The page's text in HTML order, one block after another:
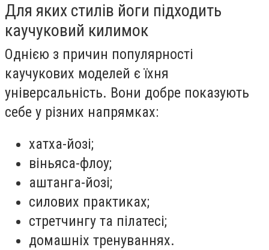
Для яких стилів йоги підходить
каучуковий килимок
Однією з причин популярності
каучукових моделей є їхня
універсальність. Вони добре показують
себе у різних напрямках:
хатха-йозі;
віньяса-флоу;
аштанга-йозі;
силових практиках;
стретчингу та пілатесі;
домашніх тренуваннях.